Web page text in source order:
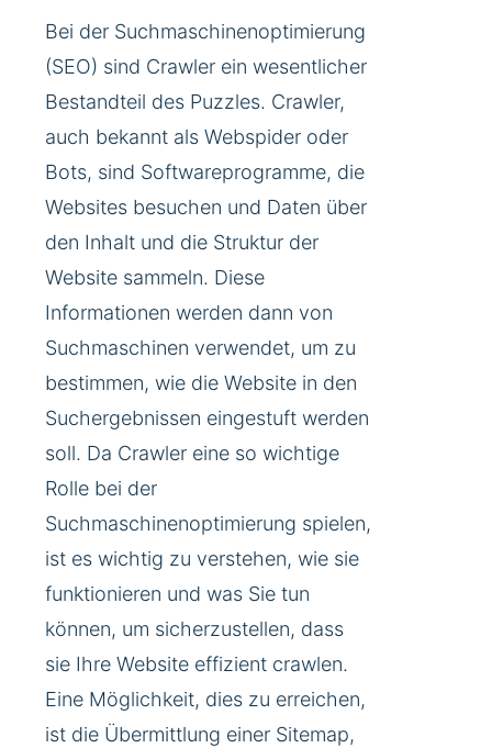
Bei der Suchmaschinenoptimierung
(SEO) sind Crawler ein wesentlicher
Bestandteil des Puzzles. Crawler,
auch bekannt als Webspider oder
Bots, sind Softwareprogramme, die
Websites besuchen und Daten über
den Inhalt und die Struktur der
Website sammeln. Diese
Informationen werden dann von
Suchmaschinen verwendet, um zu
bestimmen, wie die Website in den
Suchergebnissen eingestuft werden
soll. Da Crawler eine so wichtige
Rolle bei der
Suchmaschinenoptimierung spielen,
ist es wichtig zu verstehen, wie sie
funktionieren und was Sie tun
können, um sicherzustellen, dass
sie Ihre Website effizient crawlen.
Eine Möglichkeit, dies zu erreichen,
ist die Übermittlung einer Sitemap,